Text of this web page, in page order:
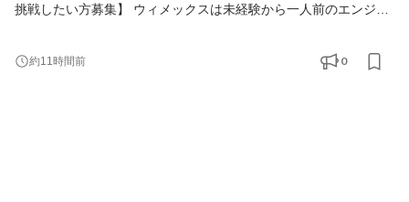
挑戦したい方募集】 ウィメックスは未経験から一人前のエンジニ
ニアに成長したい！」 そんな想いを持っている方は、まずカジュ
約11時間前 0